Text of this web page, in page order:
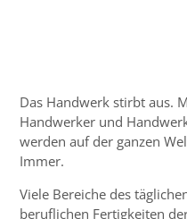
Das Handwerk stirbt aus.
Handwerker und
werden auf der ganzen
Immer.
Viele Bereiche des
beruflichen Fertigkeiten